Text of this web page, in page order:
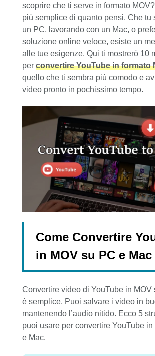
scoprire che ti serve in formato
più semplice di quanto pensi. Che tu
un PC, lavorando con un Mac, o
soluzione online veloce, esiste un
alle tue esigenze. Qui ti mostrerò 10
per convertire YouTube in formato
quello che ti sembra più comodo e
video pronto in pochissimo tempo.
Come Convertire
in MOV su PC e Mac
Convertire video di YouTube in MOV
è semplice. Puoi salvare i video in
mantenendo l’audio nitido. Ecco 5
puoi usare per convertire YouTube in
e Mac.